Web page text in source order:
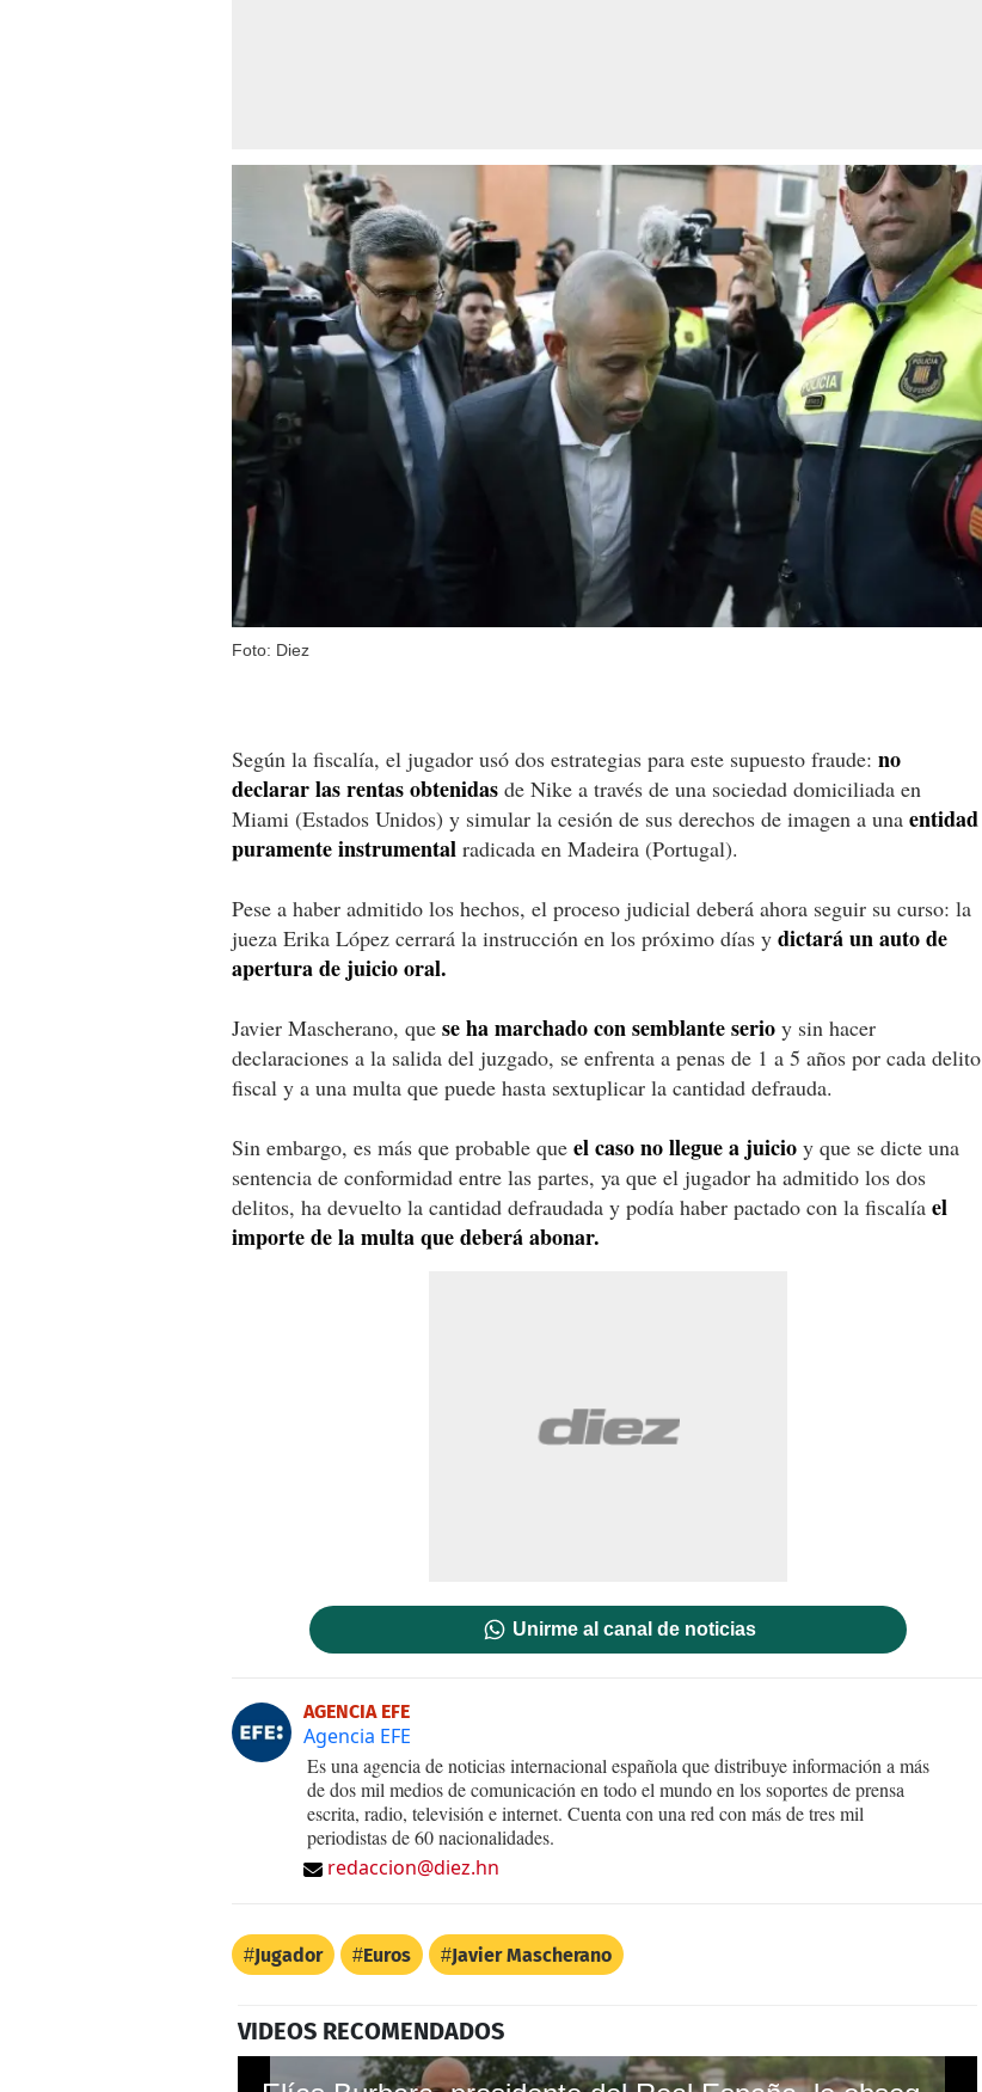
Foto: Diez
Según la fiscalía, el jugador usó dos estrategias para este supuesto fraude: no
declarar las rentas obtenidas de Nike a través de una sociedad domiciliada en
Miami (Estados Unidos) y simular la cesión de sus derechos de imagen a una entidad
puramente instrumental radicada en Madeira (Portugal).
Pese a haber admitido los hechos, el proceso judicial deberá ahora seguir su curso: la
jueza Erika López cerrará la instrucción en los próximo días y dictará un auto de
apertura de juicio oral.
Javier Mascherano, que se ha marchado con semblante serio y sin hacer
declaraciones a la salida del juzgado, se enfrenta a penas de 1 a 5 años por cada delito
fiscal y a una multa que puede hasta sextuplicar la cantidad defrauda.
Sin embargo, es más que probable que el caso no llegue a juicio y que se dicte una
sentencia de conformidad entre las partes, ya que el jugador ha admitido los dos
delitos, ha devuelto la cantidad defraudada y podía haber pactado con la fiscalía el
importe de la multa que deberá abonar.
Unirme al canal de noticias
AGENCIA EFE
Agencia EFE
Es una agencia de noticias internacional española que distribuye información a más
de dos mil medios de comunicación en todo el mundo en los soportes de prensa
escrita, radio, televisión e internet. Cuenta con una red con más de tres mil
periodistas de 60 nacionalidades.
redaccion@diez.hn
Jugador Euros Javier Mascherano
VIDEOS RECOMENDADOS